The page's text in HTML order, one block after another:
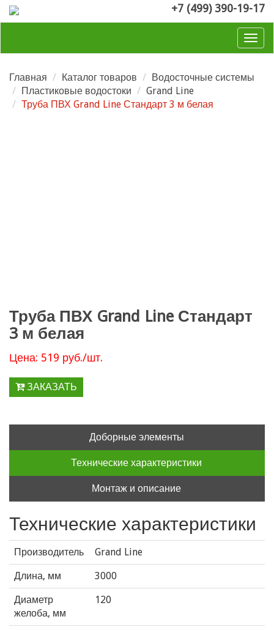
+7 (499) 390-19-17
Главная Каталог товаров
Водосточные системы
Пластиковые водостоки
Grand Line
Труба ПВХ Grand Line Стандарт 3 м белая
Труба ПВХ Grand Line Стандарт
3 м белая
Цена: 519 руб./шт.
ЗАКАЗАТЬ
Доборные элементы
Технические характеристики
Монтаж и описание
Технические характеристики
Производитель Grand Line
Длина, мм 3000
Диаметр
желоба, мм
120